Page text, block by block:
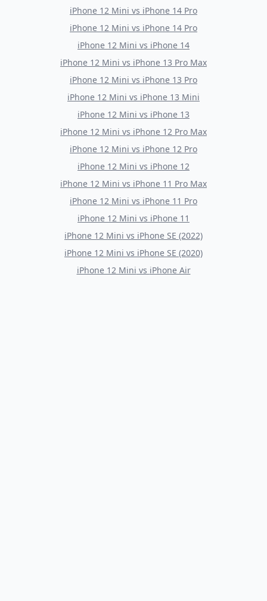
iPhone 12 Mini vs iPhone 14 Pro
iPhone 12 Mini vs iPhone 14 Pro
iPhone 12 Mini vs iPhone 14
iPhone 12 Mini vs iPhone 13 Pro Max
iPhone 12 Mini vs iPhone 13 Pro
iPhone 12 Mini vs iPhone 13 Mini
iPhone 12 Mini vs iPhone 13
iPhone 12 Mini vs iPhone 12 Pro Max
iPhone 12 Mini vs iPhone 12 Pro
iPhone 12 Mini vs iPhone 12
iPhone 12 Mini vs iPhone 11 Pro Max
iPhone 12 Mini vs iPhone 11 Pro
iPhone 12 Mini vs iPhone 11
iPhone 12 Mini vs iPhone SE (2022)
iPhone 12 Mini vs iPhone SE (2020)
iPhone 12 Mini vs iPhone Air